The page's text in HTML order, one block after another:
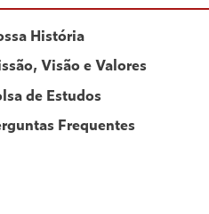
História
Visão e Valores
de Estudos
Frequentes